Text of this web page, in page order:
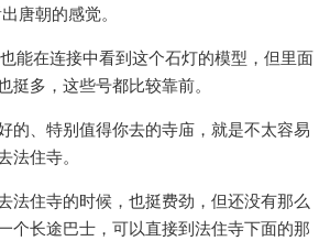
唐朝的感觉。
能在连接中看到这个石灯的模型，但里面
挺多，这些号都比较靠前。
的、特别值得你去的寺庙，就是不太容易
法住寺。
法住寺的时候，也挺费劲，但还没有那么
个长途巴士，可以直接到法住寺下面的那